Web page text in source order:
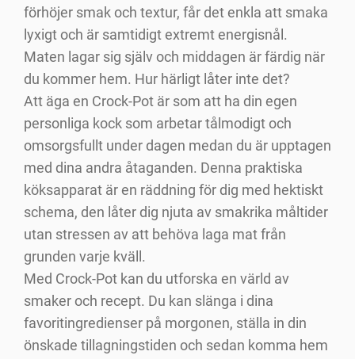
förhöjer smak och textur, får det enkla att smaka
lyxigt och är samtidigt extremt energisnål.
Maten lagar sig själv och middagen är färdig när
du kommer hem. Hur härligt låter inte det?
Att äga en Crock-Pot är som att ha din egen
personliga kock som arbetar tålmodigt och
omsorgsfullt under dagen medan du är upptagen
med dina andra åtaganden. Denna praktiska
köksapparat är en räddning för dig med hektiskt
schema, den låter dig njuta av smakrika måltider
utan stressen av att behöva laga mat från
grunden varje kväll.
Med Crock-Pot kan du utforska en värld av
smaker och recept. Du kan slänga i dina
favoritingredienser på morgonen, ställa in din
önskade tillagningstiden och sedan komma hem